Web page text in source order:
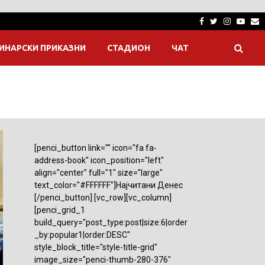
Facebook
Twitter
ПРИКАЗНИ СТАДИОН ЧАТ
[penci_button link="" icon="fa fa-
address-book" icon_position="left"
align="center" full="1" size="large"
text_color="#FFFFFF"]Најчитани Денес
[/penci_button] [vc_row][vc_column]
[penci_grid_1
build_query="post_type:post|size:6|order
_by:popular1|order:DESC"
style_block_title="style-title-grid"
image_size="penci-thumb-280-376"